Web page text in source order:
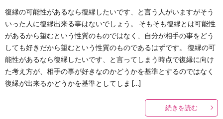
復縁の可能性があるなら復縁したいです、と言う人がいますがそう
いった人に復縁出来る事はないでしょう。 そもそも復縁とは可能性
があるから望むという性質のものではなく、自分が相手の事をどう
しても好きだから望むという性質のものであるはずです。 復縁の可
能性があるなら復縁したいです、と言ってしまう時点で復縁に向け
た考え方が、相手の事が好きなのかどうかを基準とするのではなく
復縁が出来るかどうかを基準としてしま […]
続きを読む